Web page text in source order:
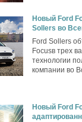
Новый Ford
Sollers во
Ford Sollers
Focusв трех
технологии
компании во
Новый Ford